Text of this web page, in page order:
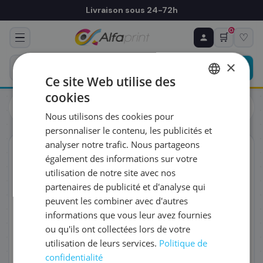
Livraison sous 24-72h
🛒
0
♡
Cartouches
Brother
1 500 pages
ORIGINAL
♻ COMMANDE RÉCURRENTE
Prévoyez & économisez
Programmez votre prochain achat — notre équipe
vous prépare un devis personnalisé
RÉFÉRENCE DU PRODUIT
FRÉQUENCE
QUANTITÉ PAR LIVRAISON
DATE DE PREMIÈRE LIVRAISON SOUHAITÉE
×
Ce site Web utilise des
cookies
Nous utilisons des cookies pour
personnaliser le contenu, les publicités et
analyser notre trafic. Nous partageons
également des informations sur votre
utilisation de notre site avec nos
partenaires de publicité et d'analyse qui
peuvent les combiner avec d'autres
informations que vous leur avez fournies
ou qu'ils ont collectées lors de votre
utilisation de leurs services. Politique de
confidentialité